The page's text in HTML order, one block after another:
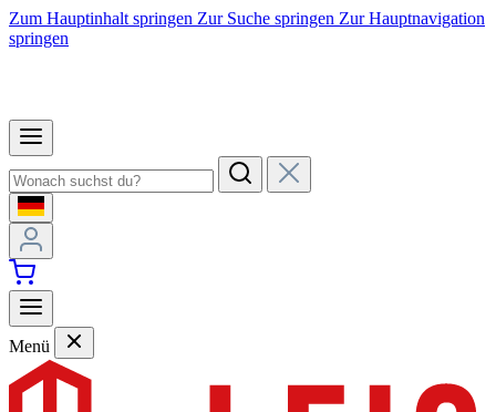
Zum Hauptinhalt springen Zur Suche springen Zur Hauptnavigation
springen
Menü